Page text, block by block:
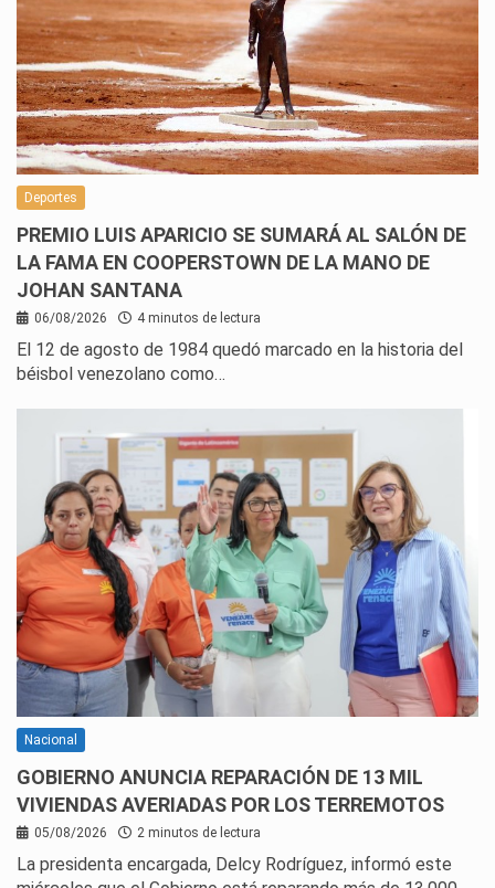
Deportes
PREMIO LUIS APARICIO SE SUMARÁ AL SALÓN DE
LA FAMA EN COOPERSTOWN DE LA MANO DE
JOHAN SANTANA
06/08/2026 4 minutos de lectura
El 12 de agosto de 1984 quedó marcado en la historia del
béisbol venezolano como…
Nacional
GOBIERNO ANUNCIA REPARACIÓN DE 13 MIL
VIVIENDAS AVERIADAS POR LOS TERREMOTOS
05/08/2026 2 minutos de lectura
La presidenta encargada, Delcy Rodríguez, informó este